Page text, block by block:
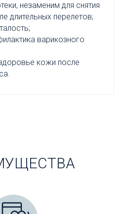
незаменим для снятия
длительных перелетов;
варикозного
кожи после